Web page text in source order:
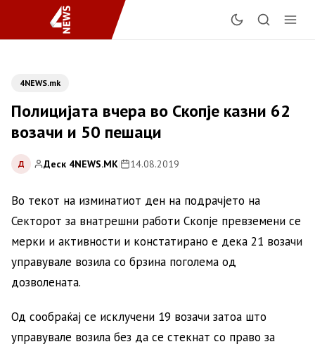
4NEWS.mk
Полицијата вчера во Скопје казни 62
возачи и 50 пешаци
Д Деск 4NEWS.MK| 14.08.2019
Во текот на изминатиот ден на подрачјето на
Секторот за внатрешни работи Скопје превземени се
мерки и активности и констатирано е дека 21 возачи
управувале возила со брзина поголема од
дозволената.
Од сообраќај се исклучени 19 возачи затоа што
управувале возила без да се стекнат со право за